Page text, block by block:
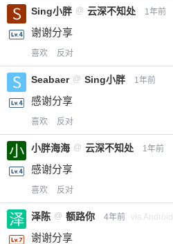
Sing小胖 @ 云深不知处 1年前
谢谢分享
喜欢 反对
Seabaer @ Sing小胖 1年前
感谢分享
喜欢 反对
小胖海海 @ 云深不知处 1年前
感谢分享
喜欢 反对
泽陈 @ 额路你 4年前 via Android
谢谢分享